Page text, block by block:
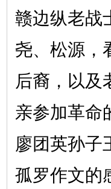
赣边纵老战
尧、松源，
后裔，以及
亲参加革
廖团英孙子
孤罗作文的